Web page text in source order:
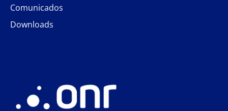
Comunicados
Downloads